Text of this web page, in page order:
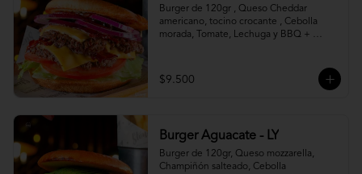
Burger de 120gr , Queso Cheddar
americano, tocino crocante , Cebolla
morada, Tomate, Lechuga y BBQ +
$9.500
Burger Aguacate - LY
Burger de 120gr, Queso mozzarella,
Champiñón salteado, Cebolla